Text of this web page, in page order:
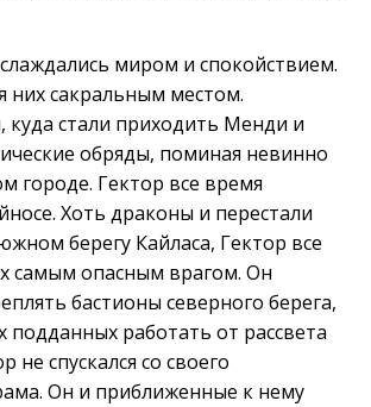
миром и спокойствием.
них сакральным местом.
стали приходить Менди и
обряды, поминая невинно
городе. Гектор все время
Хоть драконы и перестали
берегу Кайласа, Гектор все
самым опасным врагом. Он
бастионы северного берега,
подданных работать от рассвета
не спускался со своего
Он и приближенные к нему